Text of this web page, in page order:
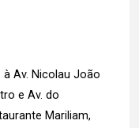
à Av. Nicolau João
e Av. do
Mariliam,